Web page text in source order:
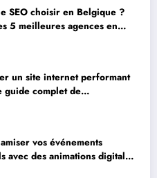
SEO choisir en Belgique ?
5 meilleures agences en
un site internet performant
guide complet de
vos événements
avec des animations digitales